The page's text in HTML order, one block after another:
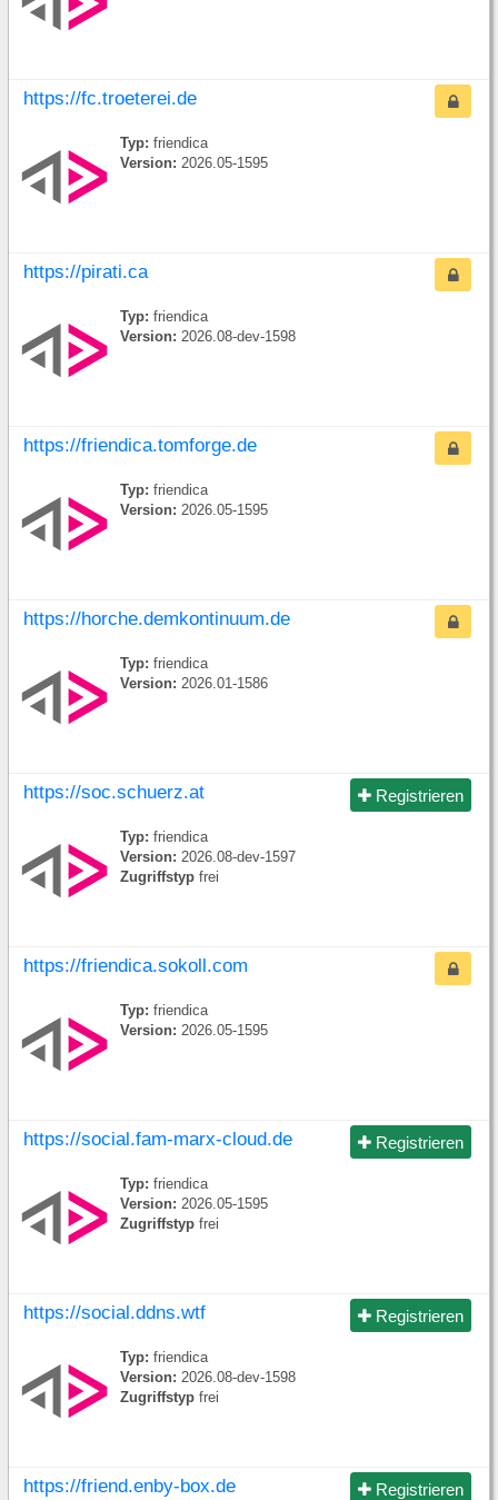
https://fc.troeterei.de
Typ: friendica
Version: 2026.05-1595
https://pirati.ca
Typ: friendica
Version: 2026.08-dev-1598
https://friendica.tomforge.de
Typ: friendica
Version: 2026.05-1595
https://horche.demkontinuum.de
Typ: friendica
Version: 2026.01-1586
Registrieren
https://soc.schuerz.at
Typ: friendica
Version: 2026.08-dev-1597
Zugriffstyp frei
https://friendica.sokoll.com
Typ: friendica
Version: 2026.05-1595
Registrieren
https://social.fam-marx-cloud.de
Typ: friendica
Version: 2026.05-1595
Zugriffstyp frei
Registrieren
https://social.ddns.wtf
Typ: friendica
Version: 2026.08-dev-1598
Zugriffstyp frei
Registrieren
https://friend.enby-box.de